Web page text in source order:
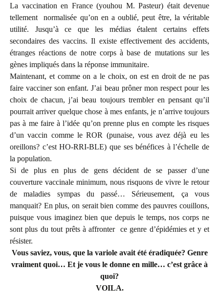
La vaccination en France (youhou M. Pasteur) était devenue
tellement normalisée qu’on en a oublié, peut être, la véritable
utilité. Jusqu’à ce que les médias étalent certains effets
secondaires des vaccins. Il existe effectivement des accidents,
étranges réactions de notre corps à base de mutations sur les
gènes impliqués dans la réponse immunitaire.
Maintenant, et comme on a le choix, on est en droit de ne pas
faire vacciner son enfant. J’ai beau prôner mon respect pour les
choix de chacun, j’ai beau toujours trembler en pensant qu’il
pourrait arriver quelque chose à mes enfants, je n’arrive toujours
pas à me faire à l’idée qu’on prenne plus en compte les risques
d’un vaccin comme le ROR (punaise, vous avez déjà eu les
oreillons? c’est HO-RRI-BLE) que ses bénéfices à l’échelle de
la population.
Si de plus en plus de gens décident de se passer d’une
couverture vaccinale minimum, nous risquons de vivre le retour
de maladies sympas du passé… Sérieusement, ça vous
manquait? En plus, on serait bien comme des pauvres couillons,
puisque vous imaginez bien que depuis le temps, nos corps ne
sont plus du tout prêts à affronter ce genre d’épidémies et y et
résister.
Vous saviez, vous, que la variole avait été éradiquée? Genre
vraiment quoi… Et je vous le donne en mille… c’est grâce à
quoi?
VOILA.